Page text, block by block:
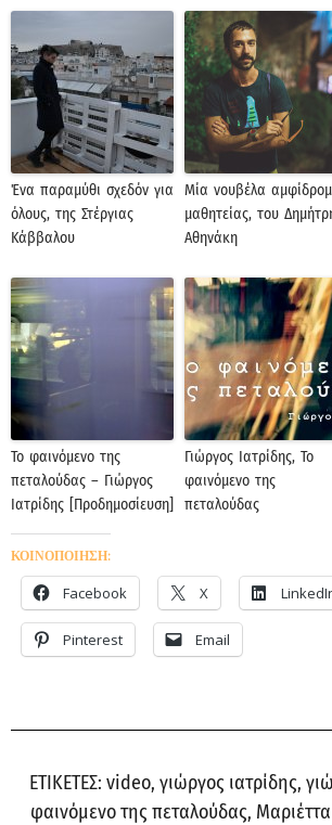
Ένα παραμύθι σχεδόν για
όλους, της Στέργιας
Κάββαλου
Μία νουβέλα
μαθητείας, του
Αθηνάκη
Το φαινόμενο της
πεταλούδας – Γιώργος
Ιατρίδης [Προδημοσίευση]
Γιώργος Ιατρίδης, Το
φαινόμενο της
πεταλούδας
ΚΟΙΝΟΠΟΙΗΣΗ:
Facebook X
Pinterest Email
ΕΤΙΚΕΤΕΣ: video, γιώργος ιατρίδης,
φαινόμενο της πεταλούδας,